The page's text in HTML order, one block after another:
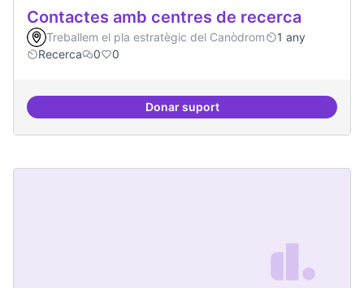
Contactes amb centres de recerca
Treballem el pla estratègic del Canòdrom
1 any
Recerca
0 0
Donar suportContactes amb centres de